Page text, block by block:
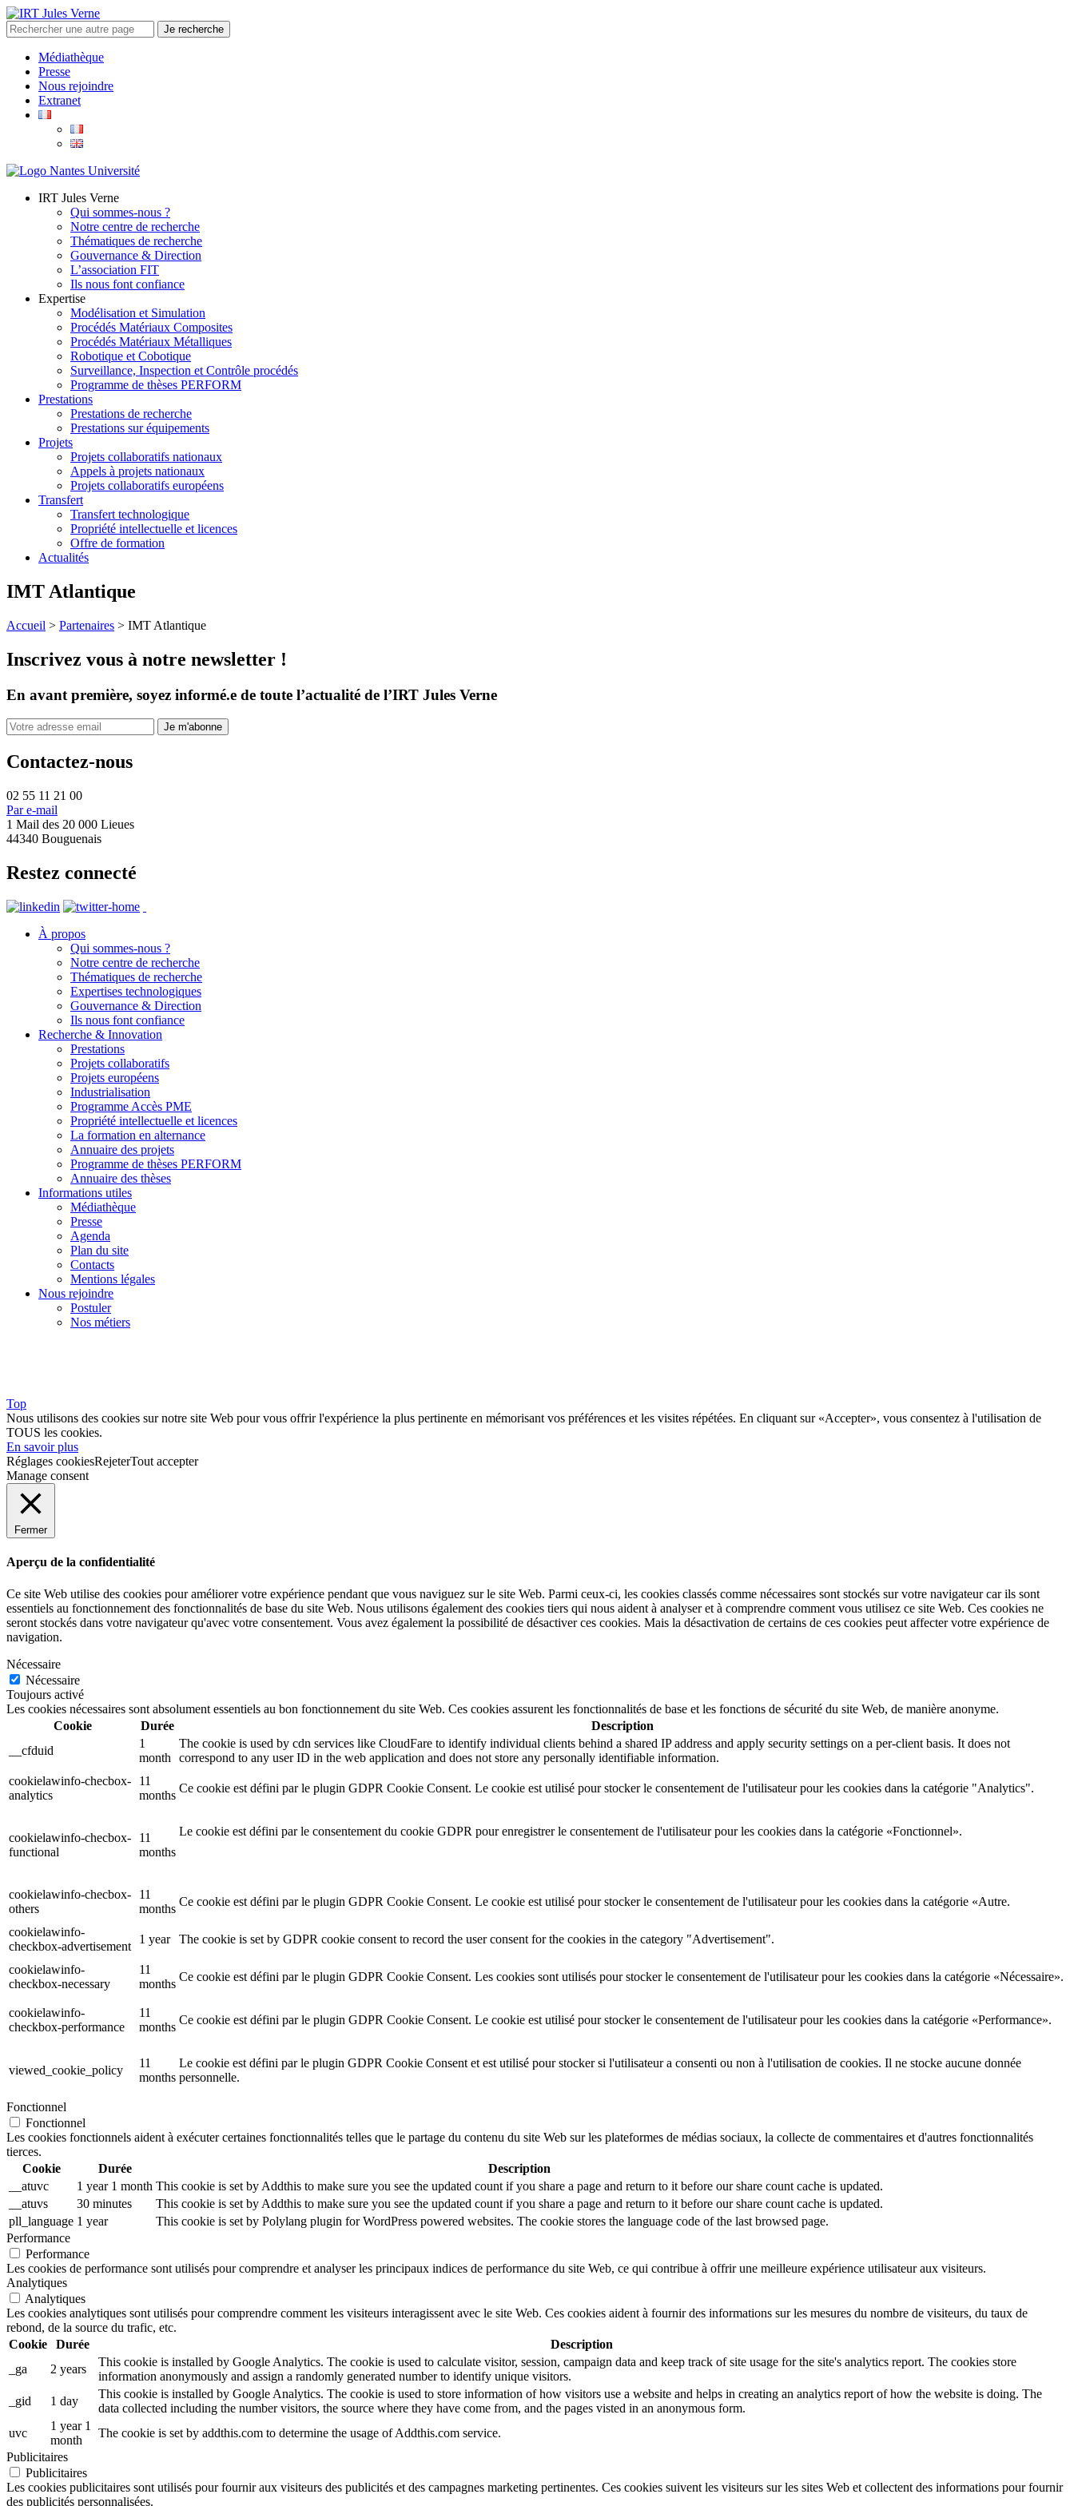
Médiathèque
Presse
Nous rejoindre
Extranet
IRT Jules Verne
Qui sommes-nous ?
Notre centre de recherche
Thématiques de recherche
Gouvernance & Direction
L’association FIT
Ils nous font confiance
Expertise
Modélisation et Simulation
Procédés Matériaux Composites
Procédés Matériaux Métalliques
Robotique et Cobotique
Surveillance, Inspection et Contrôle procédés
Programme de thèses PERFORM
Prestations
Prestations de recherche
Prestations sur équipements
Projets
Projets collaboratifs nationaux
Appels à projets nationaux
Projets collaboratifs européens
Transfert
Transfert technologique
Propriété intellectuelle et licences
Offre de formation
Actualités
IMT Atlantique
Accueil > Partenaires > IMT Atlantique
Inscrivez vous à notre newsletter !
En avant première, soyez informé.e de toute l’actualité de l’IRT Jules Verne
Contactez-nous
02 55 11 21 00
Par e-mail
1 Mail des 20 000 Lieues
44340 Bouguenais
Restez connecté
À propos
Qui sommes-nous ?
Notre centre de recherche
Thématiques de recherche
Expertises technologiques
Gouvernance & Direction
Ils nous font confiance
Recherche & Innovation
Prestations
Projets collaboratifs
Projets européens
Industrialisation
Programme Accès PME
Propriété intellectuelle et licences
La formation en alternance
Annuaire des projets
Programme de thèses PERFORM
Annuaire des thèses
Informations utiles
Médiathèque
Presse
Agenda
Plan du site
Contacts
Mentions légales
Nous rejoindre
Postuler
Nos métiers
Top
Nous utilisons des cookies sur notre site Web pour vous offrir l'expérience la plus pertinente en mémorisant vos préférences et les visites répétées. En cliquant sur «Accepter», vous consentez à l'utilisation de
TOUS les cookies.
En savoir plus
Réglages cookiesRejeterTout accepter
Manage consent
Fermer
Aperçu de la confidentialité
Ce site Web utilise des cookies pour améliorer votre expérience pendant que vous naviguez sur le site Web. Parmi ceux-ci, les cookies classés comme nécessaires sont stockés sur votre navigateur car ils sont
essentiels au fonctionnement des fonctionnalités de base du site Web. Nous utilisons également des cookies tiers qui nous aident à analyser et à comprendre comment vous utilisez ce site Web. Ces cookies ne
seront stockés dans votre navigateur qu'avec votre consentement. Vous avez également la possibilité de désactiver ces cookies. Mais la désactivation de certains de ces cookies peut affecter votre expérience de
navigation.
Nécessaire
Nécessaire
Toujours activé
Les cookies nécessaires sont absolument essentiels au bon fonctionnement du site Web. Ces cookies assurent les fonctionnalités de base et les fonctions de sécurité du site Web, de manière anonyme.
Cookie
Durée
Description
__cfduid
1
month
The cookie is used by cdn services like CloudFare to identify individual clients behind a shared IP address and apply security settings on a per-client basis. It does not
correspond to any user ID in the web application and does not store any personally identifiable information.
cookielawinfo-checbox-
analytics
11
months
Ce cookie est défini par le plugin GDPR Cookie Consent. Le cookie est utilisé pour stocker le consentement de l'utilisateur pour les cookies dans la catégorie "Analytics".
cookielawinfo-checbox-
functional
11
months
Le cookie est défini par le consentement du cookie GDPR pour enregistrer le consentement de l'utilisateur pour les cookies dans la catégorie «Fonctionnel».
cookielawinfo-checbox-
others
11
months
Ce cookie est défini par le plugin GDPR Cookie Consent. Le cookie est utilisé pour stocker le consentement de l'utilisateur pour les cookies dans la catégorie «Autre.
cookielawinfo-
checkbox-advertisement
1 year The cookie is set by GDPR cookie consent to record the user consent for the cookies in the category "Advertisement".
cookielawinfo-
checkbox-necessary
11
months
Ce cookie est défini par le plugin GDPR Cookie Consent. Les cookies sont utilisés pour stocker le consentement de l'utilisateur pour les cookies dans la catégorie «Nécessaire».
cookielawinfo-
checkbox-performance
11
months
Ce cookie est défini par le plugin GDPR Cookie Consent. Le cookie est utilisé pour stocker le consentement de l'utilisateur pour les cookies dans la catégorie «Performance».
viewed_cookie_policy
11
months
Le cookie est défini par le plugin GDPR Cookie Consent et est utilisé pour stocker si l'utilisateur a consenti ou non à l'utilisation de cookies. Il ne stocke aucune donnée
personnelle.
Fonctionnel
Fonctionnel
Les cookies fonctionnels aident à exécuter certaines fonctionnalités telles que le partage du contenu du site Web sur les plateformes de médias sociaux, la collecte de commentaires et d'autres fonctionnalités
tierces.
Cookie
Durée
Description
__atuvc
1 year 1 month This cookie is set by Addthis to make sure you see the updated count if you share a page and return to it before our share count cache is updated.
__atuvs
30 minutes
This cookie is set by Addthis to make sure you see the updated count if you share a page and return to it before our share count cache is updated.
pll_language 1 year
This cookie is set by Polylang plugin for WordPress powered websites. The cookie stores the language code of the last browsed page.
Performance
Performance
Les cookies de performance sont utilisés pour comprendre et analyser les principaux indices de performance du site Web, ce qui contribue à offrir une meilleure expérience utilisateur aux visiteurs.
Analytiques
Analytiques
Les cookies analytiques sont utilisés pour comprendre comment les visiteurs interagissent avec le site Web. Ces cookies aident à fournir des informations sur les mesures du nombre de visiteurs, du taux de
rebond, de la source du trafic, etc.
Cookie
Durée
Description
_ga
2 years
This cookie is installed by Google Analytics. The cookie is used to calculate visitor, session, campaign data and keep track of site usage for the site's analytics report. The cookies store
information anonymously and assign a randomly generated number to identify unique visitors.
_gid
1 day
This cookie is installed by Google Analytics. The cookie is used to store information of how visitors use a website and helps in creating an analytics report of how the website is doing. The
data collected including the number visitors, the source where they have come from, and the pages visted in an anonymous form.
uvc
1 year 1
month
The cookie is set by addthis.com to determine the usage of Addthis.com service.
Publicitaires
Publicitaires
Les cookies publicitaires sont utilisés pour fournir aux visiteurs des publicités et des campagnes marketing pertinentes. Ces cookies suivent les visiteurs sur les sites Web et collectent des informations pour fournir
des publicités personnalisées.